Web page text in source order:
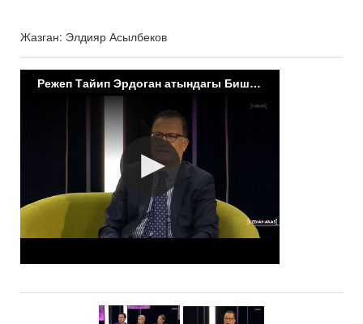
Жазган: Элдияр Асылбеков
Режеп Тайип Эрдоган атындагы Бишкек Кыргыз-Түрк Достук ооруканасы